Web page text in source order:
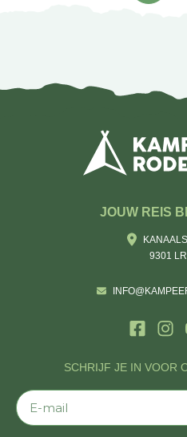
SCHRIJF JE IN VOOR
E-mail
JOUW REIS
9301